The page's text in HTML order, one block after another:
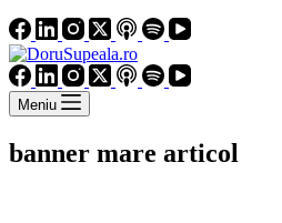
Meniu
banner mare articol